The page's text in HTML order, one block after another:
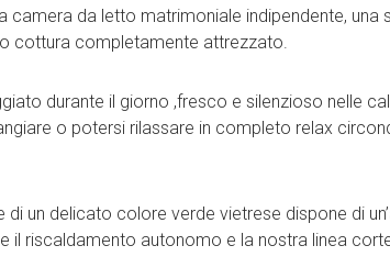
camera da letto matrimoniale indipendente, una
cottura completamente attrezzato.
durante il giorno ,fresco e silenzioso nelle
o potersi rilassare in completo relax
un delicato colore verde vietrese dispone di
il riscaldamento autonomo e la nostra linea